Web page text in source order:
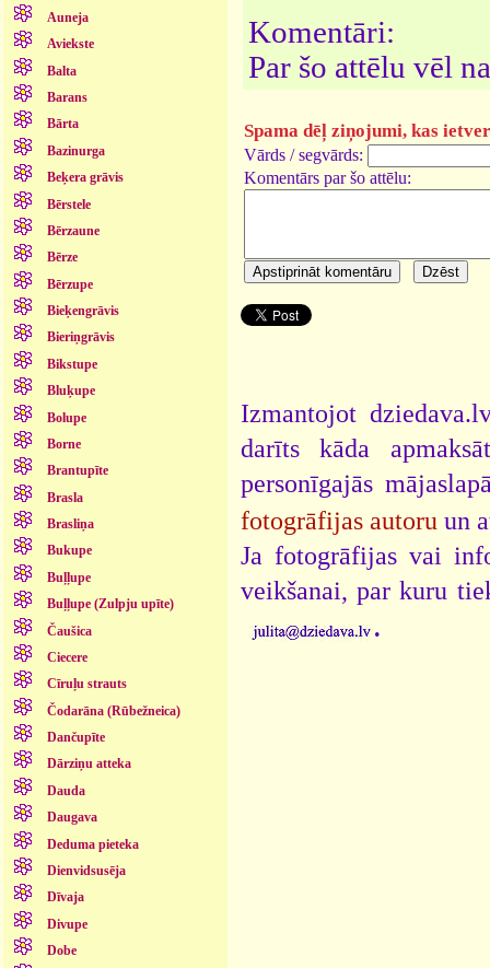
Auneja
Aviekste
Balta
Barans
Bārta
Bazinurga
Beķera grāvis
Bērstele
Bērzaune
Bērze
Bērzupe
Bieķengrāvis
Bieriņgrāvis
Bikstupe
Bluķupe
Bolupe
Borne
Brantupīte
Brasla
Brasliņa
Bukupe
Buļļupe
Buļļupe (Zulpju upīte)
Čaušica
Ciecere
Cīruļu strauts
Čodarāna (Rūbežneica)
Dančupīte
Dārziņu atteka
Dauda
Daugava
Deduma pieteka
Dienvidsusēja
Dīvaja
Divupe
Dobe
Komentāri:
Par šo attēlu vēl
Spama dēļ ziņojumi, kas
Vārds / segvārds:
Komentārs par šo attēlu:
Izmantojot
darīts kāda
personīgajās
fotogrāfijas autoru un
Ja fotogrāfijas vai
veikšanai, par kuru
.